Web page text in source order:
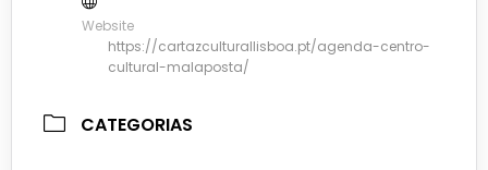
Website
https://cartazculturallisboa.pt/agenda-centro-
cultural-malaposta/
CATEGORIAS